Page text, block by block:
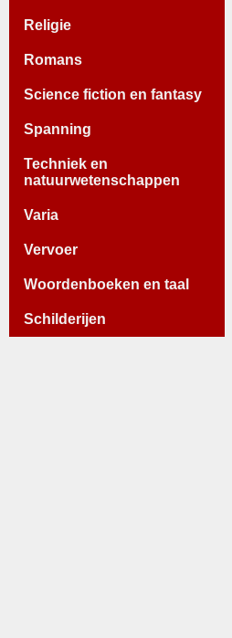
Religie
Romans
Science fiction en fantasy
Spanning
Techniek en
natuurwetenschappen
Varia
Vervoer
Woordenboeken en taal
Schilderijen